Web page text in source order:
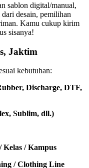
sablon digital/manual,
desain, pemilihan
Kamu cukup kirim
sisanya!
Jaktim
kebutuhan:
Discharge, DTF,
Sublim, dll.)
Kelas / Kampus
/ Clothing Line